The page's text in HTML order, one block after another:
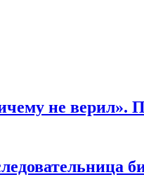
не верил».